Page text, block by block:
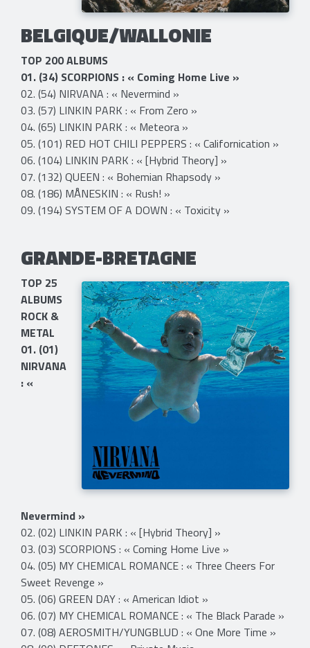
BELGIQUE/WALLONIE
TOP 200 ALBUMS
​01. (34) SCORPIONS : « Coming Home Live »
02. (54) NIRVANA : « Nevermind »
03. (57) LINKIN PARK : « From Zero »
04. (65) LINKIN PARK : « Meteora »
05. (101) RED HOT CHILI PEPPERS : « Californication »
06. (104) LINKIN PARK : « [Hybrid Theory] »
07. (132) QUEEN : « Bohemian Rhapsody »
08. (186) MÅNESKIN : « Rush! »
09. (194) SYSTEM OF A DOWN : « Toxicity »
GRANDE-BRETAGNE​​​​​
TOP 25
ALBUMS
ROCK &
METAL
01. (01)
NIRVANA
: «
Nevermind »
02. (02) LINKIN PARK : « [Hybrid Theory] »
03. (03) SCORPIONS : « Coming Home Live »
04. (05) MY CHEMICAL ROMANCE : « Three Cheers For
Sweet Revenge »
05. (06) GREEN DAY : « American Idiot »
06. (07) MY CHEMICAL ROMANCE : « The Black Parade »
07. (08) AEROSMITH/YUNGBLUD : « One More Time »